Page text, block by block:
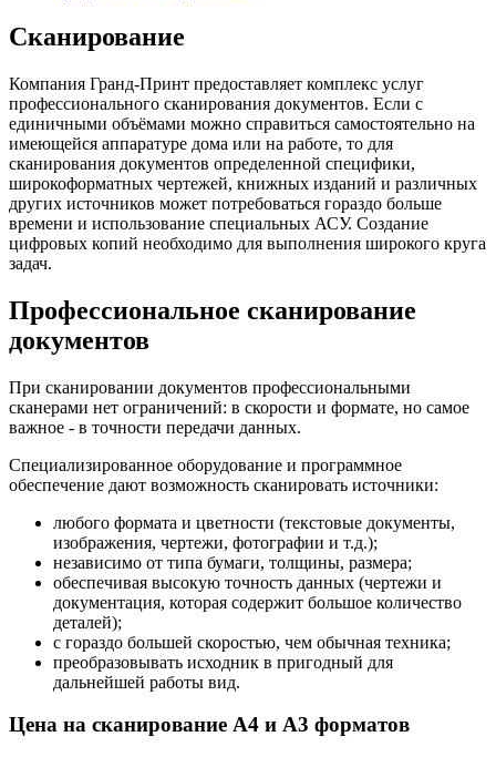
Сканирование
Компания Гранд-Принт предоставляет комплекс услуг
профессионального сканирования документов. Если с
единичными объёмами можно справиться самостоятельно на
имеющейся аппаратуре дома или на работе, то для
сканирования документов определенной специфики,
широкоформатных чертежей, книжных изданий и различных
других источников может потребоваться гораздо больше
времени и использование специальных АСУ. Создание
цифровых копий необходимо для выполнения широкого круга
задач.
Профессиональное сканирование
документов
При сканировании документов профессиональными
сканерами нет ограничений: в скорости и формате, но самое
важное - в точности передачи данных.
Специализированное оборудование и программное
обеспечение дают возможность сканировать источники:
любого формата и цветности (текстовые документы,
изображения, чертежи, фотографии и т.д.);
независимо от типа бумаги, толщины, размера;
обеспечивая высокую точность данных (чертежи и
документация, которая содержит большое количество
деталей);
с гораздо большей скоростью, чем обычная техника;
преобразовывать исходник в пригодный для
дальнейшей работы вид.
Цена на сканирование А4 и А3 форматов